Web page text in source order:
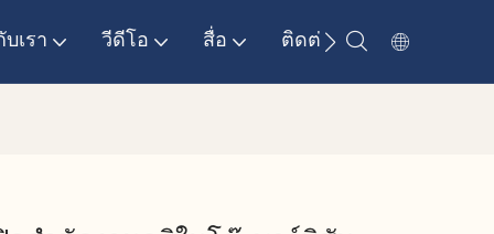
เรา วีดีโอ สื่อ ติดต่อเรา